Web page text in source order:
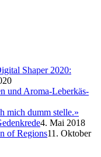
Shaper 2020:
und Aroma-Leberkäs-
mich dumm stelle.»
4. Mai 2018
of Regions11. Oktober